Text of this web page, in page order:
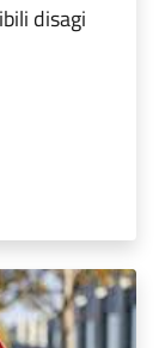
disagi